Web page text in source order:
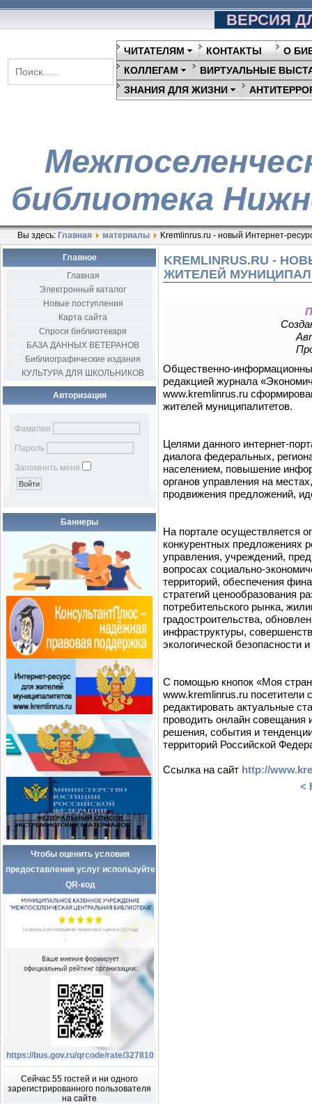
ВЕРСИЯ
ЧИТАТЕЛЯМ КОНТАКТЫ
О
КОЛЛЕГАМ
ВИРТУАЛЬНЫЕ
ЗНАНИЯ ДЛЯ ЖИЗНИ
библиотека
Вы здесь: Главная материалы Kremlinrus.ru - новый Интернет-
Главное
Главная
Электронный каталог
Новые поступления
Карта сайта
Спроси библиотекаря
БАЗА ДАННЫХ ВЕТЕРАНОВ
Библиографические издания
КУЛЬТУРА ДЛЯ ШКОЛЬНИКОВ
Авторизация
Фамилия
Пароль
Запомнить меня
Баннеры
Чтобы оценить условия
предоставления услуг используйте
QR-код
https://bus.gov.ru/qrcode/rate/327810
Сейчас 55 гостей и ни одного
зарегистрированного пользователя
на сайте
KREMLINRUS.RU -
ЖИТЕЛЕЙ
Общественно-
редакцией журнала
www.kremlinrus.ru
жителей муниципалитетов.
Целями данного интернет-
диалога федеральных,
населением, повышение
органов управления на
продвижения предложений,
На портале осуществляется
конкурентных предложениях
управления, учреждений,
вопросах социально-
территорий, обеспечения
стратегий ценообразования
потребительского рынка,
градостроительства,
инфраструктуры,
экологической безопасности
С помощью кнопок «Моя
www.kremlinrus.ru посетители
редактировать актуальные
проводить онлайн совещания
решения, события и
территорий Российской
Ссылка на сайт http://
<